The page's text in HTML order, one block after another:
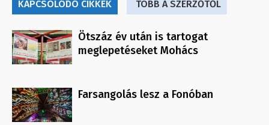
KAPCSOLÓDÓ CIKKEK TÖBB A SZERZŐTŐL
Ötszáz év után is tartogat
meglepetéseket Mohács
Farsangolás lesz a Fonóban